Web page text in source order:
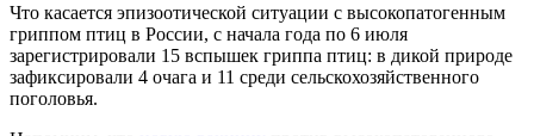
Что касается эпизоотической ситуации с высокопатогенным
гриппом птиц в России, с начала года по 6 июля
зарегистрировали 15 вспышек гриппа птиц: в дикой природе
зафиксировали 4 очага и 11 среди сельскохозяйственного
поголовья.